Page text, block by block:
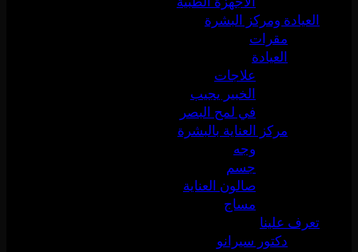
العيادة ومركز البشرة
مقرات
العيادة
علاجات
الخبير يجيب
في لمح البصر
مركز العناية بالبشرة
وجه
جسم
صالون العناية
مساج
تعرف علينا
دكتور سيرانو